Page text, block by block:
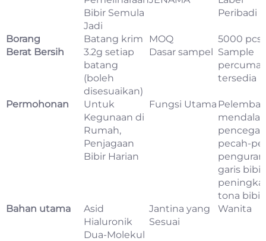
Bibir Semula
Jadi
Peribadi
Borang Batang krim MOQ
5000 pcs
Berat Bersih
3.2g setiap
batang
(boleh
disesuaikan)
Dasar sampel Sample
percuma
tersedia
Permohonan
Untuk
Kegunaan di
Rumah,
Penjagaan
Bibir Harian
Fungsi Utama
pecah-
garis bibir,
tona bibir
Bahan utama
Asid
Hialuronik
Dua-Molekul
Jantina yang
Sesuai
Wanita